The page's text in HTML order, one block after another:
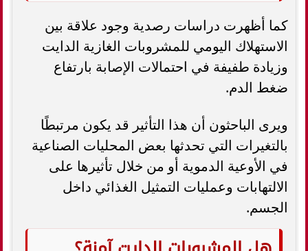
كما أظهرت دراسات رصدية وجود علاقة بين
الاستهلاك اليومي للمشروبات الغازية الدايت
وزيادة طفيفة في احتمالات الإصابة بارتفاع
ضغط الدم.
ويرى الباحثون أن هذا التأثير قد يكون مرتبطًا
بالتغيرات التي تحدثها بعض المحليات الصناعية
في الأوعية الدموية أو من خلال تأثيرها على
الالتهابات وعمليات التمثيل الغذائي داخل
الجسم.